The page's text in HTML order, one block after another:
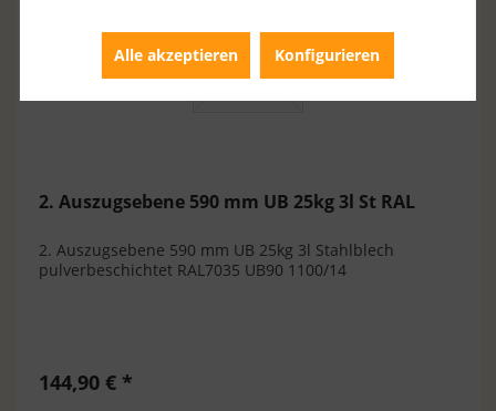
2. Auszugsebene 590 mm UB 25kg 3l St RAL
2. Auszugsebene 590 mm UB 25kg 3l Stahlblech
pulverbeschichtet RAL7035 UB90 1100/14
144,90 € *
Alle akzeptieren Konfigurieren